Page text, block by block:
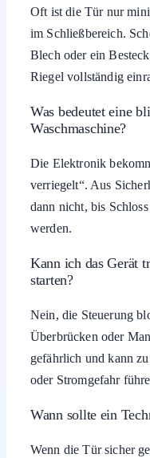
Oft ist die Tür nur
im Schließbereich.
Blech oder ein
Riegel vollständig
Was bedeutet eine
Waschmaschine?
Die Elektronik
verriegelt“. Aus
dann nicht, bis
werden.
Kann ich das Gerät
starten?
Nein, die Steuerung
Überbrücken oder
gefährlich und kann
oder Stromgefahr
Wann sollte ein
Wenn die Tür sicher